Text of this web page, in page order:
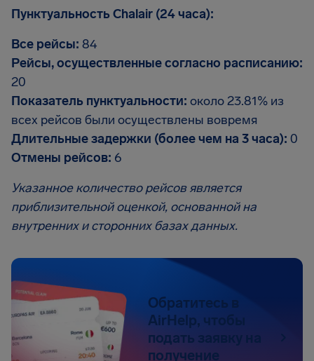
Пунктуальность Chalair (24 часа):
Все рейсы: 84
Рейсы, осуществленные согласно расписанию:
20
Показатель пунктуальности: около 23.81% из
всех рейсов были осуществлены вовремя
Длительные задержки (более чем на 3 часа): 0
Отмены рейсов: 6
Указанное количество рейсов является
приблизительной оценкой, основанной на
внутренних и сторонних базах данных.
Обратитесь в
AirHelp, чтобы
подать заявку на
получение